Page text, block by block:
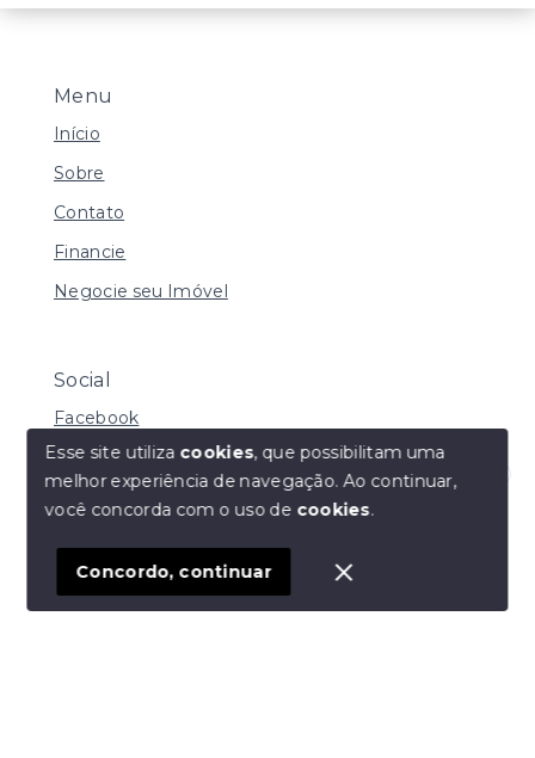
Olá! Estamos disponíveis para te ajudar.
Menu
Início
Sobre
Contato
Financie
Negocie seu Imóvel
Social
Facebook
© Copyright 2026 - Daniela de Carvalho Caffer - Todos
SITE PARA IMOBILIARIA
Esse site utiliza cookies, que possibilitam uma
melhor experiência de navegação.Ao continuar,
você concorda com o uso de cookies.
Concordo, continuar